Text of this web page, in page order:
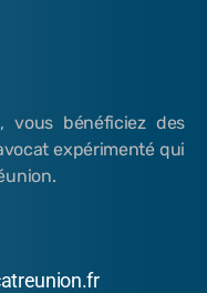
vous bénéficiez des
expérimenté qui